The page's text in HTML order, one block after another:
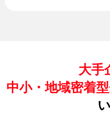
大手
中小・地域密着